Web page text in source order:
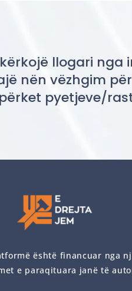
kërkojë llogari
nën vëzhgim
pyetjeve/
është financuar nga
e paraqituara janë të